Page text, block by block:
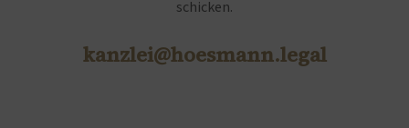
schicken.
kanzlei@hoesmann.legal